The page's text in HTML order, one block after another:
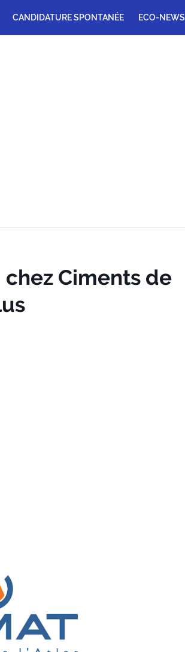
CANDIDATURE SPONTANÉE ECO-NEWS
Ciments de